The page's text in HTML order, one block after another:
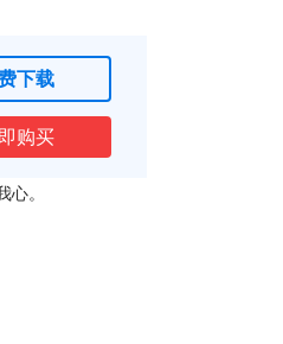
下载
购买
心。